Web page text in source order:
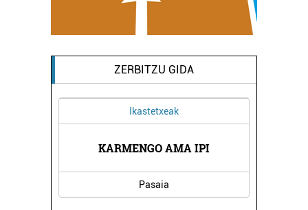
ZERBITZU GIDA
KARMENGO AMA IPI ELDUAYEN HIGIEZINEN